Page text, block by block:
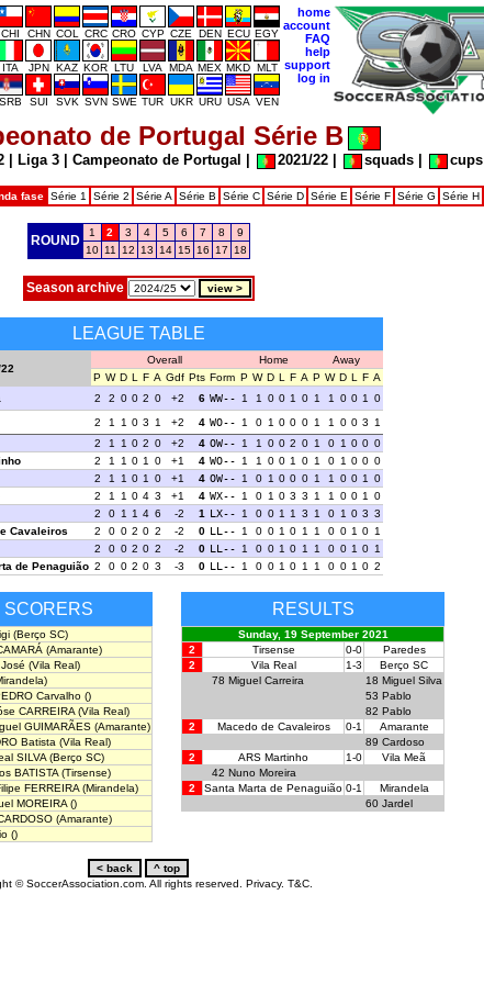
CHI CHN COL CRC CRO CYP CZE DEN ECU EGY
ITA JPN KAZ KOR LTU LVA MDA MEX MKD MLT
SRB SUI SVK SVN SWE TUR UKR URU USA VEN
home
account
FAQ
help
support
log in
de Portugal Série B
| Liga 3| Campeonato de Portugal 2021/22| squads| cups
fase Série 1 Série 2 Série A Série B Série C Série D Série E Série F Série G Série H
ROUND
1 2 3 4 5 6 7 8
9
10 11 12 13 14 15 16 17 18
Season archive
LEAGUE TABLE
Overall Home
Away
P W D L F A Gdf Pts Form P W D L F A P W D L F A
2 2 0 0 2 0 +2 6 WW-- 1 1 0 0 1 0 1 1 0 0 1 0
2 1 1 0 3 1 +2 4 WO-- 1 0 1 0 0 0 1 1 0 0 3 1
2 1 1 0 2 0 +2 4 OW-- 1 1 0 0 2 0 1 0 1 0 0 0
2 1 1 0 1 0 +1 4 WO-- 1 1 0 0 1 0 1 0 1 0 0 0
2 1 1 0 1 0 +1 4 OW-- 1 0 1 0 0 0 1 1 0 0 1 0
2 1 1 0 4 3 +1 4 WX-- 1 0 1 0 3 3 1 1 0 0 1 0
2 0 1 1 4 6 -2 1 LX-- 1 0 0 1 1 3 1 0 1 0 3 3
Cavaleiros 2 0 0 2 0 2 -2 0 LL-- 1 0 0 1 0 1 1 0 0 1 0 1
2 0 0 2 0 2 -2 0 LL-- 1 0 0 1 0 1 1 0 0 1 0 1
de Penaguião 2 0 0 2 0 3 -3 0 LL-- 1 0 0 1 0 1 1 0 0 1 0 2
SCORERS
(Berço SC)
(Amarante)
(Vila Real)
Carvalho ()
CARREIRA (Vila Real)
GUIMARÃES (Amarante)
Batista (Vila Real)
SILVA (Berço SC)
BATISTA (Tirsense)
FERREIRA (Mirandela)
MOREIRA ()
(Amarante)
()
RESULTS
Sunday, 19 September 2021
2
Tirsense 0-0
Paredes
2
Vila Real 1-3
Berço SC
78 Miguel Carreira 18 Miguel Silva
53 Pablo
82 Pablo
2
Macedo de Cavaleiros 0-1
Amarante
89 Cardoso
2
ARS Martinho 1-0
Vila Meã
42 Nuno Moreira
2
Santa Marta de Penaguião 0-1
Mirandela
60 Jardel
© SoccerAssociation.com. All rights reserved. Privacy. T&C.